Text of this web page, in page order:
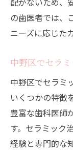
の歯医者では、
ニーズに応じた
中野区でセラ
中野区でセラミ
いくつかの特徴
豊富な歯科医師
す。セラミック
経験と専門的な